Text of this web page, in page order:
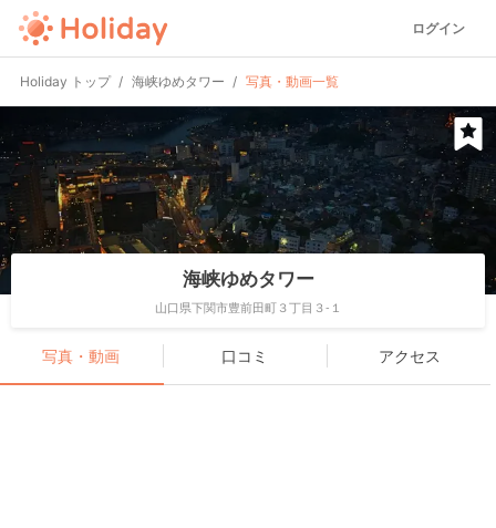
ログイン
Holiday トップ 海峡ゆめタワー 写真・動画一覧
海峡ゆめタワー
山口県下関市豊前田町３丁目３-１
写真・動画 口コミ アクセス